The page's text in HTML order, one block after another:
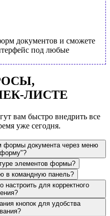
документов и сможете
под любые
ЛИСТЕ
вам быстро внедрить все
уже сегодня.
формы документа через меню
элементов формы?
в командную панель?
настроить для корректного
кнопок для удобства